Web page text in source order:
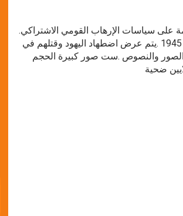
.يبدأ المعرض بنظرة عامة على سياسات الإرهاب القومي الاشتراكي
من عام 1933 إلى عام 1945 .يتم عرض اضطهاد اليهود وقتلهم في
والنصوص .ست صور كبيرة الحجم